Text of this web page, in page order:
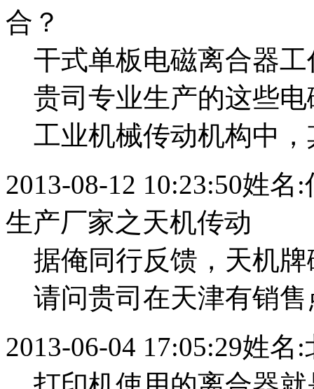
合？
干式单板电磁离合器
贵司专业生产的这些
工业机械传动机构中
2013-08-12 10:23:50姓名:
生产厂家之天机传动
据俺同行反馈，天机
请问贵司在天津有销
2013-06-04 17:05:29姓名: